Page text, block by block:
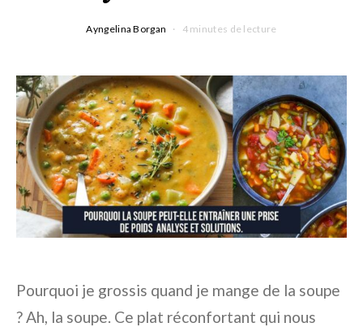
Ayngelina Borgan 4 minutes de lecture
Pourquoi je grossis quand je mange de la soupe
? Ah, la soupe. Ce plat réconfortant qui nous